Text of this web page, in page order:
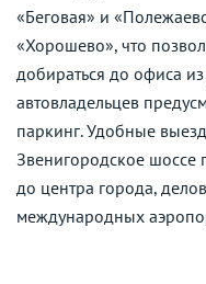
«Беговая» и
«Хорошево», что
добираться до офиса
автовладельцев
паркинг. Удобные
Звенигородское шоссе
до центра города,
международных